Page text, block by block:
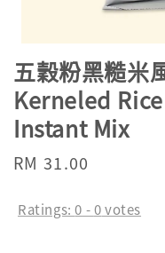
五穀粉黑糙米
Kerneled
Instant Mix
Regular
RM 31.00
Ratings:0 -0votes